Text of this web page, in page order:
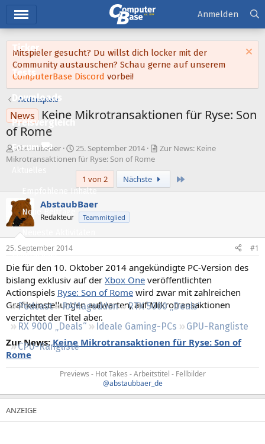
Ticker
Tests
Downloads
Preisvergleich
Forum
Empfohlene Inhalte
Neue Beiträge
Neueste Aktivitäten
Leserartikel
Regeln
Podcast RAMageddon
RTX 5000 „Deals“
RX 9000 „Deals“
Ideale Gaming-PCs
GPU-Rangliste
CPU-Rangliste
Anmelden
Mitspieler gesucht? Du willst dich locker mit der
Community austauschen? Schau gerne auf unserem
ComputerBase Discord vorbei!
Actionspiele
News
Keine Mikrotransaktionen für Ryse: Son
of Rome
E
r
l
l
e
r
AbstaubBaer
E
r
s
e
l
25. September 2014
Zur News: Keine
Mikrotransaktionen für Ryse: Son of Rome
1 von 2
Nächste
AbstaubBaer
Redakteur Teammitglied
25. September 2014 #1
Die für den 10. Oktober 2014 angekündigte PC-Version des
bislang exklusiv auf der Xbox One veröffentlichten
Actionspiels Ryse: Son of Rome wird zwar mit zahlreichen
Grafikeinstellungen aufwarten, auf Mikrotransaktionen
verzichtet der Titel aber.
Zur News:Keine Mikrotransaktionen für Ryse: Son of
Rome
Previews - Hot Takes - Arbeitstitel - Fellbilder
@abstaubbaer_de